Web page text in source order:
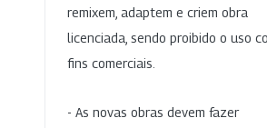
remixem, adaptem e criem obra
licenciada, sendo proibido o uso
fins comerciais.
- As novas obras devem fazer